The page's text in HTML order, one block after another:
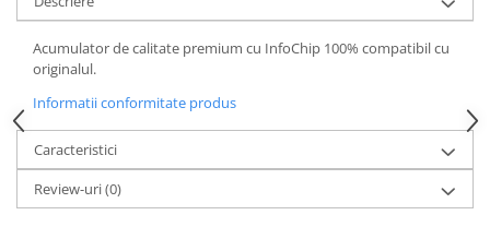
Cablu date
tableta
Casti
Telefoane mobile
Custi aparate foto-video
Incarcatoare auto
Acumulator de calitate premium cu InfoChip 100% compatibil cu
originalul.
Informatii conformitate produs
Caracteristici
Review-uri(0)